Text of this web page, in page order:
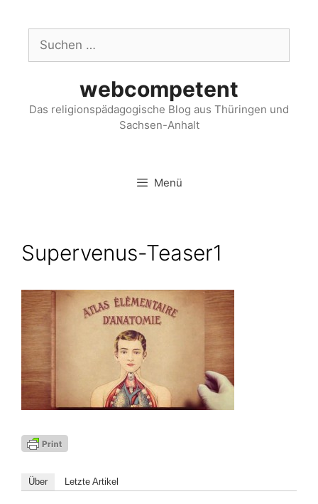
webcompetent
Das religionspädagogische Blog aus Thüringen und
Sachsen-Anhalt
Menü
Supervenus-Teaser1
Über Letz­te Artikel